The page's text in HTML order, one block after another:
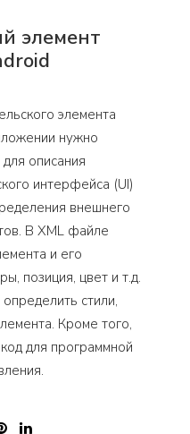
элемент
элемента
нужно
описания
интерфейса (UI)
внешнего
В XML файле
и его
позиция, цвет и т.д.
стили,
Кроме того,
для программной